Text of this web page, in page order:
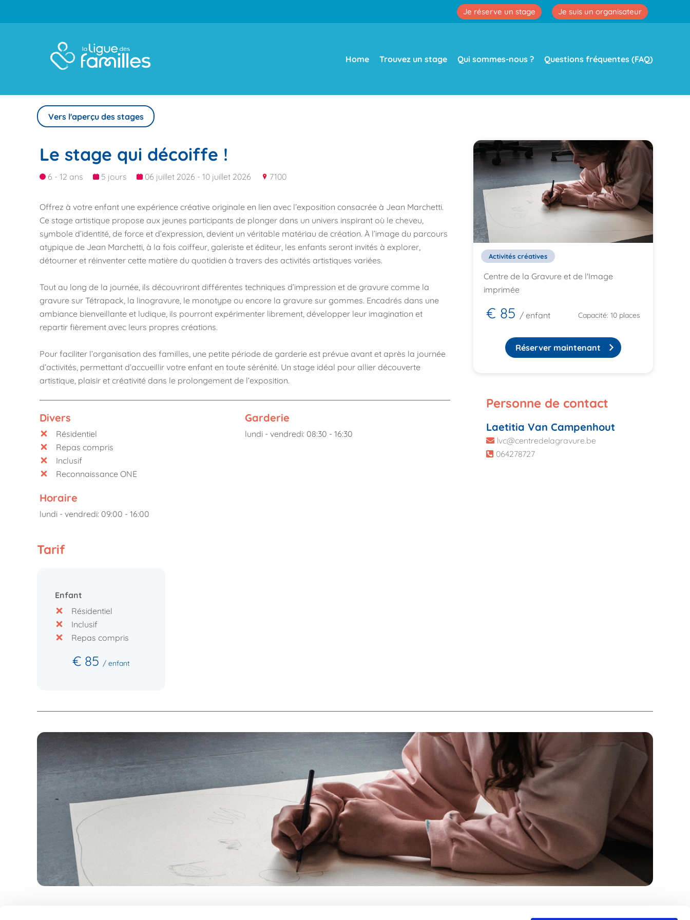
Je réserve un stage Je suis un organisateur
Home Trouvez un stage Qui sommes-nous ? Questions fréquentes (FAQ)
Vers l'aperçu des stages
Le stage qui décoiffe !
6 - 12 ans 5 jours 06 juillet 2026 - 10 juillet 2026 7100
Offrez à votre enfant une expérience créative originale en lien avec l’exposition consacrée à Jean Marchetti.
Ce stage artistique propose aux jeunes participants de plonger dans un univers inspirant où le cheveu,
symbole d’identité, de force et d’expression, devient un véritable matériau de création. À l’image du parcours
atypique de Jean Marchetti, à la fois coiffeur, galeriste et éditeur, les enfants seront invités à explorer,
détourner et réinventer cette matière du quotidien à travers des activités artistiques variées.
Tout au long de la journée, ils découvriront différentes techniques d’impression et de gravure comme la
gravure sur Tétrapack, la linogravure, le monotype ou encore la gravure sur gommes. Encadrés dans une
ambiance bienveillante et ludique, ils pourront expérimenter librement, développer leur imagination et
repartir fièrement avec leurs propres créations.
Pour faciliter l’organisation des familles, une petite période de garderie est prévue avant et après la journée
d’activités, permettant d’accueillir votre enfant en toute sérénité. Un stage idéal pour allier découverte
artistique, plaisir et créativité dans le prolongement de l’exposition.
Divers
Résidentiel
Repas compris
Inclusif
Reconnaissance ONE
Garderie
lundi - vendredi: 08:30 - 16:30
Horaire
lundi - vendredi: 09:00 - 16:00
Tarif
Enfant
Résidentiel
Inclusif
Repas compris
€ 85 / enfant
Activités créatives
Centre de la Gravure et de l'Image
imprimée
€ 85 / enfant Capacité: 10 places
Réserver maintenant
Personne de contact
Laetitia Van Campenhout
lvc@centredelagravure.be
064278727